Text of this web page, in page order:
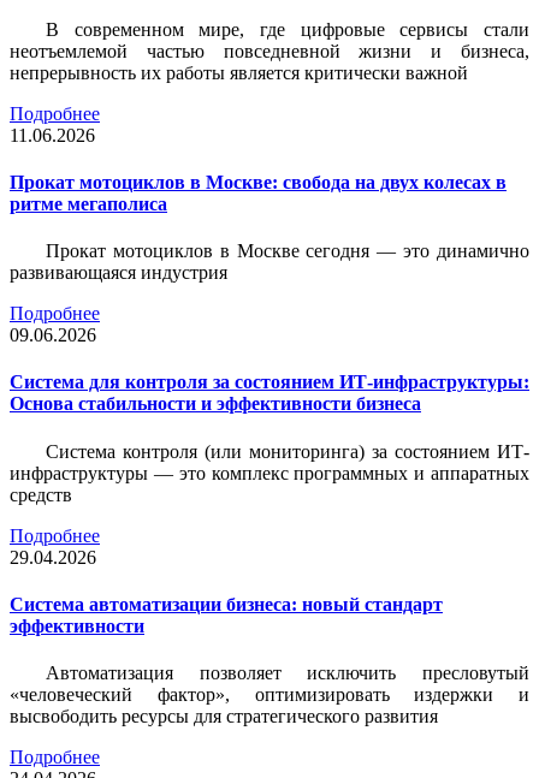
В современном мире, где цифровые сервисы стали
неотъемлемой частью повседневной жизни и бизнеса,
непрерывность их работы является критически важной
Подробнее
11.06.2026
Прокат мотоциклов в Москве: свобода на двух колесах в
ритме мегаполиса
Прокат мотоциклов в Москве сегодня — это динамично
развивающаяся индустрия
Подробнее
09.06.2026
Система для контроля за состоянием ИТ-инфраструктуры:
Основа стабильности и эффективности бизнеса
Система контроля (или мониторинга) за состоянием ИТ-
инфраструктуры — это комплекс программных и аппаратных
средств
Подробнее
29.04.2026
Система автоматизации бизнеса: новый стандарт
эффективности
Автоматизация позволяет исключить пресловутый
«человеческий фактор», оптимизировать издержки и
высвободить ресурсы для стратегического развития
Подробнее